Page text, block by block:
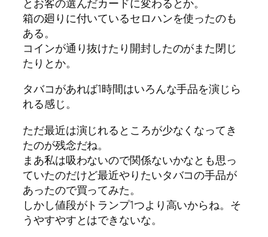
箱の廻りに付いているセロハンを使ったのも
ある。
コインが通り抜けたり開封したのがまた閉じ
たりとか。
タバコがあれば1時間はいろんな手品を演じら
れる感じ。
ただ最近は演じれるところが少なくなってき
たのが残念だね。
まあ私は吸わないので関係ないかなとも思っ
ていたのだけど最近やりたいタバコの手品が
あったので買ってみた。
しかし値段がトランプ1つより高いからね。そ
うやすやすとはできないな。